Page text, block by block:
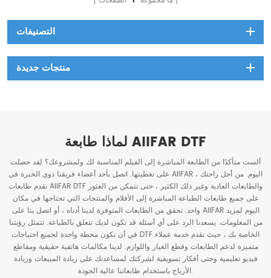
التصنيفات
منتجات جديدة
لماذا طابعة AIIFAR DTF
ألست متأكدًا من الطابعة المباشرة إلى الفيلم المناسبة لك ولمشروعك؟ لقد حصلت
على تغطيتها. اتصل بأحد أعضاء فريقنا ذوي الخبرة في AIIFAR اليوم. من أجل راحتك ،
نقدم طابعات AIIFAR DTF والطابعات العادية وغير ذلك الكثير ، حتى تتمكن من العثور
على جميع طابعات الطباعة المباشرة إلى الأفلام والمنتجات التي تحتاجها في مكان
واحد. تحقق من الطابعات المتوفرة لدينا أدناه ، أو اتصل بنا على AIIFAR اليوم لمزيد
من المعلومات. يسعدنا الرد على أي أسئلة قد تكون لديك تتعلق بالطباعة. تتمثل رؤيتنا
في أن نكون محطة واحدة لجميع احتياجات DTF الخاصة بك ، حيث نقدم خدمة عملاء
متميزة لدعم الطابعات وقطع الغيار واللوازم. لدينا مكالمات هاتفية حقيقية ومقاطع
فيديو تعليمية وحتى أفكار تسويقية لشركتك لمساعدتك على زيادة المبيعات وزيادة
الأرباح باستخدام طابعاتنا عالية الجودة.